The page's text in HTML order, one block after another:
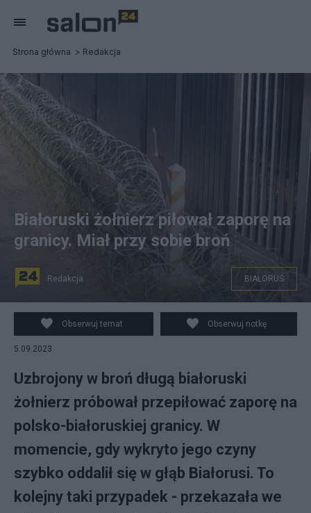
Strona główna Redakcja
Fot. Twitter/Straż Graniczna
Białoruski żołnierz piłował zaporę na
granicy. Miał przy sobie broń
Redakcja BIAŁORUŚ
Obserwuj temat Obserwuj notkę
5.09.2023
Uzbrojony w broń długą białoruski
żołnierz próbował przepiłować zaporę na
polsko-białoruskiej granicy. W
momencie, gdy wykryto jego czyny
szybko oddalił się w głąb Białorusi. To
kolejny taki przypadek - przekazała we